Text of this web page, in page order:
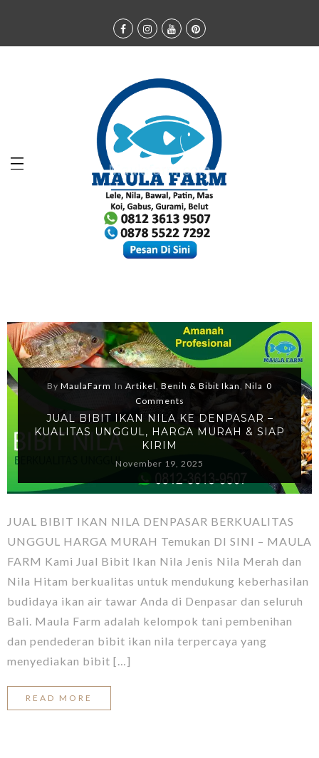
By MaulaFarm In Artikel, Benih & Bibit Ikan, Nila 0
Comments
JUAL BIBIT IKAN NILA KE DENPASAR –
KUALITAS UNGGUL, HARGA MURAH & SIAP
KIRIM
November 19, 2025
JUAL BIBIT IKAN NILA DENPASAR BERKUALITAS
UNGGUL HARGA MURAH Temukan DI SINI – MAULA
FARM Kami Jual Bibit Ikan Nila Jenis Nila Merah dan
Nila Hitam berkualitas untuk mendukung keberhasilan
budidaya ikan air tawar Anda di Denpasar dan seluruh
Bali. Maula Farm adalah kelompok tani pembenihan
dan pendederan bibit ikan nila terpercaya yang
menyediakan bibit […]
READ MORE